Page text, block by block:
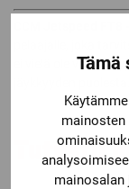
Tämä
mainosalan
ei vielä ole valmis
Tutustu